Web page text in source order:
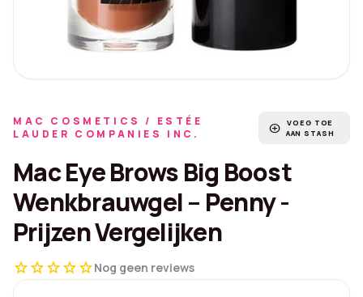
MAC COSMETICS / ESTÉE
LAUDER COMPANIES INC.
add_circle
VOEG TOE
AAN STASH
Mac Eye Brows Big Boost
Wenkbrauwgel – Penny -
Prijzen Vergelijken
starstarstarstarstarNog geen reviews